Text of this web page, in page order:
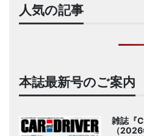
人気の記事
本誌最新号のご案内
雑誌『
（